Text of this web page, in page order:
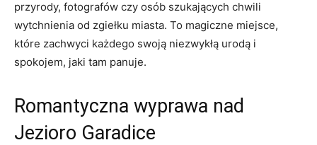
przyrody, fotografów czy osób szukających chwili
wytchnienia od zgiełku miasta. To magiczne miejsce,
które zachwyci każdego⁤ swoją niezwykłą urodą i
spokojem, jaki tam⁤ panuje.
Romantyczna wyprawa nad
Jezioro Garadice